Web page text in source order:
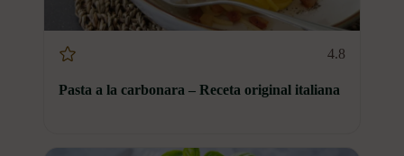
4.8
Pasta a la carbonara – Receta original italiana